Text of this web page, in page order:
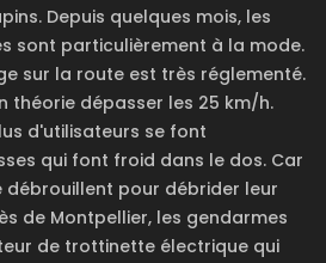
Depuis quelques mois, les
sont particulièrement à la mode.
sur la route est très réglementé.
théorie dépasser les 25 km/h.
d'utilisateurs se font
qui font froid dans le dos. Car
débrouillent pour débrider leur
de Montpellier, les gendarmes
de trottinette électrique qui